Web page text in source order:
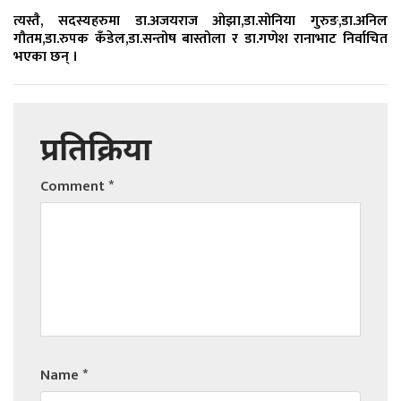
त्यस्तै, सदस्यहरुमा डा.अजयराज ओझा,डा.सोनिया गुरुङ,डा.अनिल
गौतम,डा.रुपक कँडेल,डा.सन्तोष बास्तोला र डा.गणेश रानाभाट निर्वाचित
भएका छन् ।
प्रतिक्रिया
Comment*
Name*